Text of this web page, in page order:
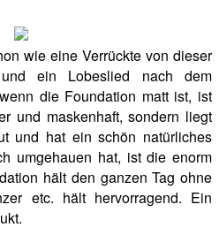
wie eine Verrückte von dieser
und ein Lobeslied nach dem
die Foundation matt ist, ist
und maskenhaft, sondern liegt
und hat ein schön natürliches
umgehauen hat, ist die enorm
hält den ganzen Tag ohne
etc. hält hervorragend. Ein